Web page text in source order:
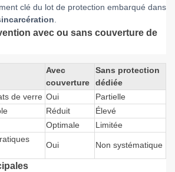
clé du lot de protection embarqué dans
avec ou sans couverture de
Avec
couverture
Sans protection
dédiée
de verre Oui
Partielle
Réduit
Élevé
Optimale
Limitée
Oui Non systématique